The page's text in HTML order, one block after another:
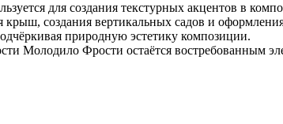
для создания текстурных акцентов в
крыш, создания вертикальных садов и
природную эстетику композиции.
Молодило Фрости остаётся востребованным